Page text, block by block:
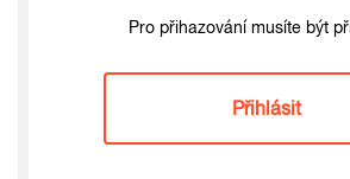
Pro přihazování musíte být
Přihlásit